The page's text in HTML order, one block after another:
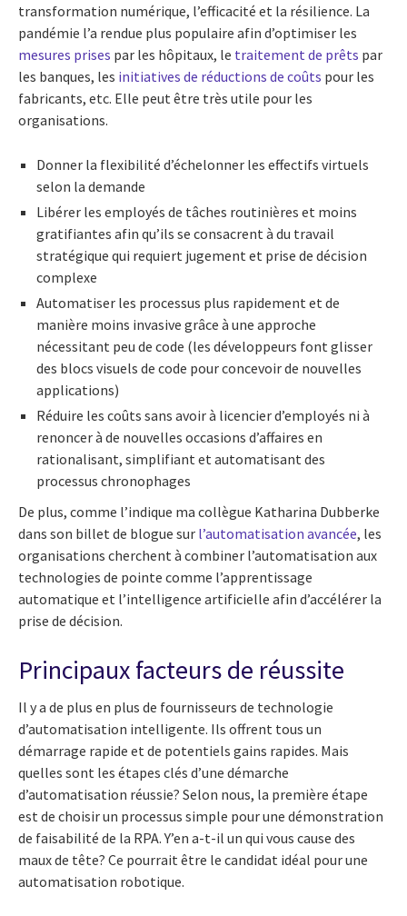
transformation numérique, l’efficacité et la résilience. La
pandémie l’a rendue plus populaire afin d’optimiser les
mesures prises par les hôpitaux, le traitement de prêts par
les banques, les initiatives de réductions de coûts pour les
fabricants, etc. Elle peut être très utile pour les
organisations.
Donner la flexibilité d’échelonner les effectifs virtuels
selon la demande
Libérer les employés de tâches routinières et moins
gratifiantes afin qu’ils se consacrent à du travail
stratégique qui requiert jugement et prise de décision
complexe
Automatiser les processus plus rapidement et de
manière moins invasive grâce à une approche
nécessitant peu de code (les développeurs font glisser
des blocs visuels de code pour concevoir de nouvelles
applications)
Réduire les coûts sans avoir à licencier d’employés ni à
renoncer à de nouvelles occasions d’affaires en
rationalisant, simplifiant et automatisant des
processus chronophages
De plus, comme l’indique ma collègue Katharina Dubberke
dans son billet de blogue sur l’automatisation avancée, les
organisations cherchent à combiner l’automatisation aux
technologies de pointe comme l’apprentissage
automatique et l’intelligence artificielle afin d’accélérer la
prise de décision.
Principaux facteurs de réussite
Il y a de plus en plus de fournisseurs de technologie
d’automatisation intelligente. Ils offrent tous un
démarrage rapide et de potentiels gains rapides. Mais
quelles sont les étapes clés d’une démarche
d’automatisation réussie? Selon nous, la première étape
est de choisir un processus simple pour une démonstration
de faisabilité de la RPA. Y’en a-t-il un qui vous cause des
maux de tête? Ce pourrait être le candidat idéal pour une
automatisation robotique.